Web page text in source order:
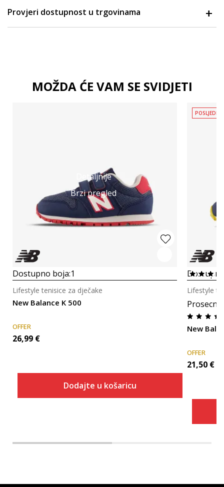
Provjeri dostupnost u trgovinama
MOŽDA ĆE VAM SE SVIDJETI
Detaljnije
Brzi pregled
Dostupno boja:1
New Balance K 500
Lifestyle tenisice za dječake
OFFER
26,99 €
Dodajte u košaricu
New
Lifestyle
OFFER
21,50 €